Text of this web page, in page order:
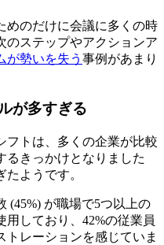
めのだけに会議に多くの時
のステップやアクションア
が勢いを失う 事例があまり
が多すぎる
フトは、多くの企業が比較
るきっかけとなりました
ようです。
(45%) が職場で5つ以上の
しており、42%の従業員
トレーションを感じていま